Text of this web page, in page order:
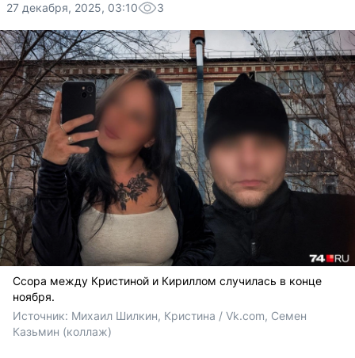
27 декабря, 2025, 03:10 3
Ссора между Кристиной и Кириллом случилась в конце
ноября.
Источник: Михаил Шилкин, Кристина / Vk.com, Семен
Казьмин (коллаж)